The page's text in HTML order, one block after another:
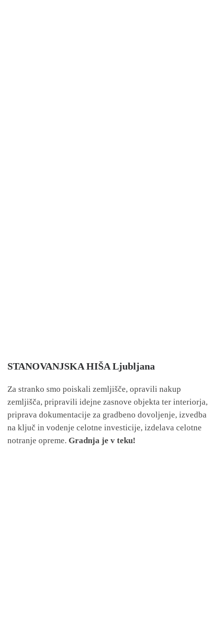
STANOVANJSKA HIŠA Ljubljana
Za stranko smo poiskali zemljišče, opravili nakup
zemljišča, pripravili idejne zasnove objekta ter interiorja,
priprava dokumentacije za gradbeno dovoljenje, izvedba
na ključ in vodenje celotne investicije, izdelava celotne
notranje opreme. Gradnja je v teku!